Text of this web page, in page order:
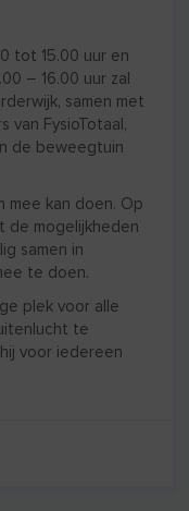
tot 15.00 uur en
– 16.00 uur zal
samen met
van FysioTotaal,
de beweegtuin
mee kan doen. Op
de mogelijkheden
samen in
te doen.
plek voor alle
te
voor iedereen